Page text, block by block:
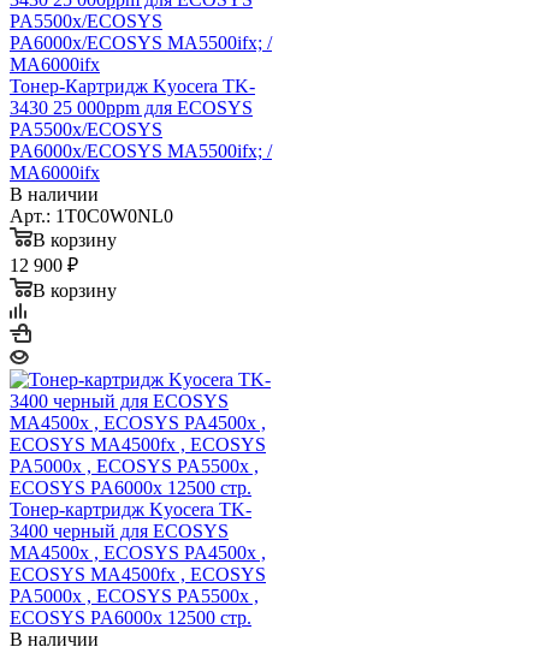
Тонер-Картридж Kyocera TK-
3430 25 000ppm для ECOSYS
PA5500x/ECOSYS
PA6000x/ECOSYS MA5500ifx; /
MA6000ifx
В наличии
Арт.: 1T0C0W0NL0
В корзину
12 900 ₽
В корзину
Тонер-картридж Kyocera TK-
3400 черный для ECOSYS
MA4500x , ECOSYS PA4500x ,
ECOSYS MA4500fx , ECOSYS
PA5000x , ECOSYS PA5500x ,
ECOSYS PA6000x 12500 стр.
В наличии